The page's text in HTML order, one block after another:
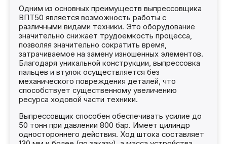
Одним из основных преимуществ выпрессовщика
ВПТ50 является возможность работы с
различными видами техники. Это оборудование
значительно снижает трудоемкость процесса,
позволяя значительно сократить время,
затрачиваемое на замену изношенных элементов.
Благодаря уникальной конструкции, выпрессовка
пальцев и втулок осуществляется без
механического повреждения деталей, что
способствует существенному увеличению
ресурса ходовой части техники.
Выпрессовщик способен обеспечивать усилие до
50 тонн при давлении 800 бар. Имеет цилиндр
одностороннего действия. Ход штока составляет